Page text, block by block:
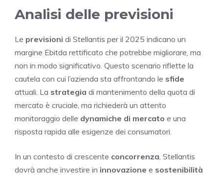
Analisi delle previsioni
Le previsioni di Stellantis per il 2025 indicano un
margine Ebitda rettificato che potrebbe migliorare, ma
non in modo significativo. Questo scenario riflette la
cautela con cui l’azienda sta affrontando le sfide
attuali. La strategia di mantenimento della quota di
mercato è cruciale, ma richiederà un attento
monitoraggio delle dynamiche di mercato e una
risposta rapida alle esigenze dei consumatori.
In un contesto di crescente concorrenza , Stellantis
dovrà anche investire in innovazione e sostenibilità